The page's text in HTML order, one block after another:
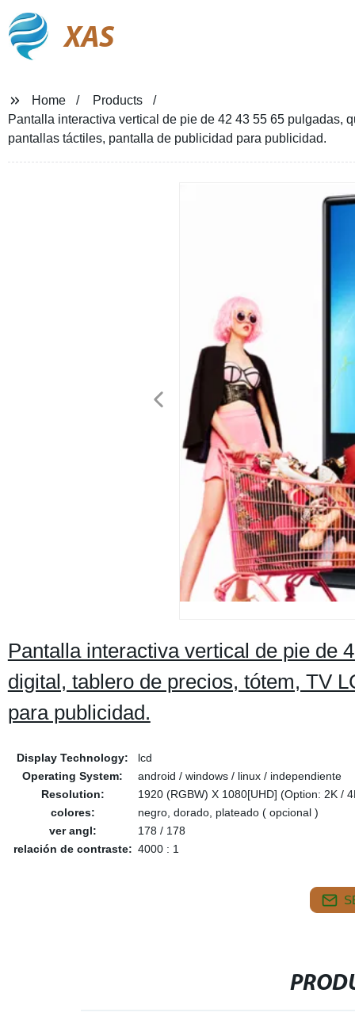
XAS
Home
Products
Pantalla interactiva vertical de pie de 42 43 55 65 pulgadas,
pantallas táctiles, pantalla de publicidad para publicidad.
Pantalla interactiva vertical de pie de
digital, tablero de precios, tótem, TV
para publicidad.
Display Technology:
lcd
Operating System:
android / windows / linux / independiente
Resolution:
1920 (RGBW) X 1080[UHD] (Option: 2K /
colores:
negro, dorado, plateado ( opcional )
ver angl:
178 / 178
relación de contraste: 4000 : 1